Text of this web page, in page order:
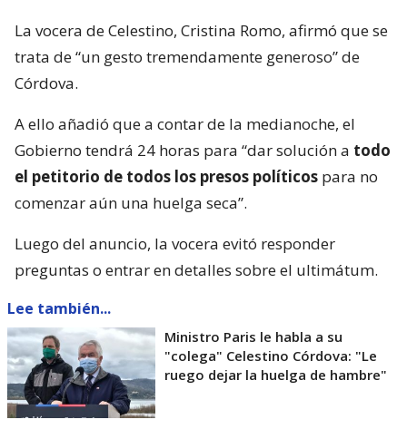
La vocera de Celestino, Cristina Romo, afirmó que se
trata de “un gesto tremendamente generoso” de
Córdova.
A ello añadió que a contar de la medianoche, el
Gobierno tendrá 24 horas para “dar solución a todo
el petitorio de todos los presos políticos para no
comenzar aún una huelga seca”.
Luego del anuncio, la vocera evitó responder
preguntas o entrar en detalles sobre el ultimátum.
Lee también...
Ministro Paris le habla a su
"colega" Celestino Córdova: "Le
ruego dejar la huelga de hambre"